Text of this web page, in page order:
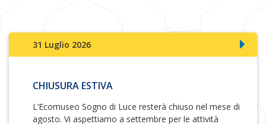
31 Luglio 2026
CHIUSURA ESTIVA
L’Ecomuseo Sogno di Luce resterà chiuso nel mese di
agosto. Vi aspettiamo a settembre per le attività